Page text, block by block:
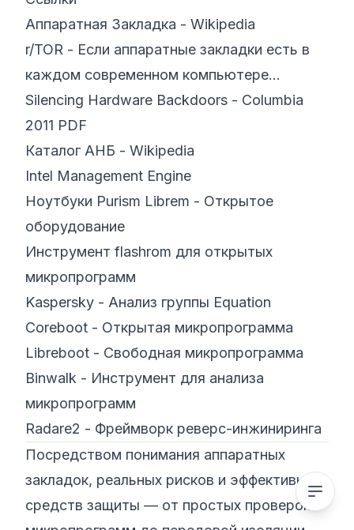
Аппаратная Закладка - Wikipedia
r/TOR - Если аппаратные закладки есть в
каждом современном компьютере...
Silencing Hardware Backdoors - Columbia
2011 PDF
Каталог АНБ - Wikipedia
Intel Management Engine
Ноутбуки Purism Librem - Открытое
оборудование
Инструмент flashrom для открытых
микропрограмм
Kaspersky - Анализ группы Equation
Coreboot - Открытая микропрограмма
Libreboot - Свободная микропрограмма
Binwalk - Инструмент для анализа
микропрограмм
Radare2 - Фреймворк реверс-инжиниринга
Посредством понимания аппаратных
закладок, реальных рисков и эффективных
средств защиты — от простых проверок